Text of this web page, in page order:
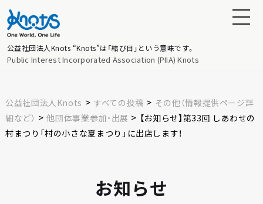
公益社団法人Knots “Knots”は「結び目」という意味です。
Public Interest Incorporated Association (PIIA) Knots
公益社団法人Knots > すべての投稿 > その他（情報提供ページ詳
細など） >他団体事業参加・出展 > 【お知らせ】第33回 しあわせの
村まつり「村の小さな夏まつり」に出店します！
お知らせ